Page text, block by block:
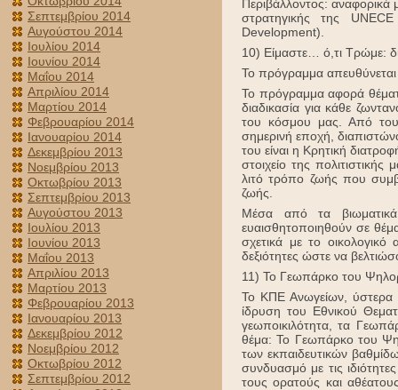
Σεπτεμβρίου 2014
Αυγούστου 2014
Ιουλίου 2014
Ιουνίου 2014
Μαΐου 2014
Απριλίου 2014
Μαρτίου 2014
Φεβρουαρίου 2014
Ιανουαρίου 2014
Δεκεμβρίου 2013
Νοεμβρίου 2013
Οκτωβρίου 2013
Σεπτεμβρίου 2013
Αυγούστου 2013
Ιουλίου 2013
Ιουνίου 2013
Μαΐου 2013
Απριλίου 2013
Μαρτίου 2013
Φεβρουαρίου 2013
Ιανουαρίου 2013
Δεκεμβρίου 2012
Νοεμβρίου 2012
Οκτωβρίου 2012
Σεπτεμβρίου 2012
Περιβάλλοντος: αναφορικά
στρατηγικής της
Development).
10) Είμαστε… ό,τι Τρώμε:
Το πρόγραμμα
Το πρόγραμμα αφορά
διαδικασία για κάθε
του κόσμου μας. Από
σημερινή εποχή,
του είναι η Κρητική
στοιχείο της
λιτό τρόπο ζωής που
ζωής.
Μέσα από τα βιωματικά
ευαισθητοποιηθούν σε
σχετικά με το
δεξιότητες ώστε να
11) Το Γεωπάρκο του
Το ΚΠΕ Ανωγείων, ύστερα
ίδρυση του Εθνικού
γεωποικιλότητα, τα
θέμα: Το Γεωπάρκο του
των εκπαιδευτικών
συνδυασμό με τις
τους ορατούς και